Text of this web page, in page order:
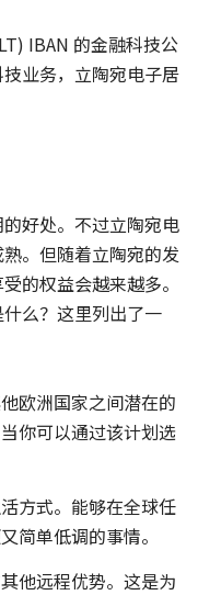
IBAN 的金融科技公
业务，立陶宛电子居
好处。不过立陶宛电
。但随着立陶宛的发
的权益会越来越多。
么？这里列出了一
欧洲国家之间潜在的
你可以通过该计划选
方式。能够在全球任
简单低调的事情。
他远程优势。这是为